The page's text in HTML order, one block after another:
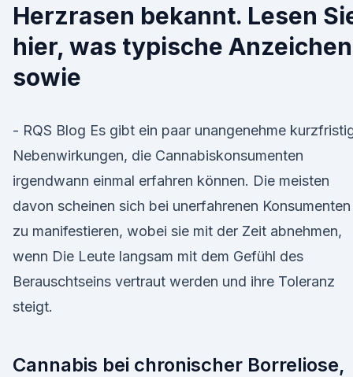
Herzrasen bekannt. Lesen
hier, was typische Anzeichen
sowie
- RQS Blog Es gibt ein paar unangenehme
Nebenwirkungen, die Cannabiskonsumenten
irgendwann einmal erfahren können. Die meisten
davon scheinen sich bei unerfahrenen Konsumenten
zu manifestieren, wobei sie mit der Zeit abnehmen,
wenn Die Leute langsam mit dem Gefühl des
Berauschtseins vertraut werden und ihre Toleranz
steigt.
Cannabis bei chronischer Borreliose,